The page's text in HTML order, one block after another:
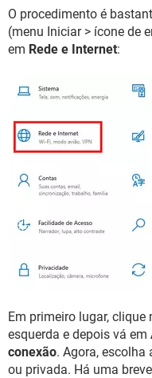
O procedimento é
(menu Iniciar > ícone de
em Rede e Internet:
Em primeiro lugar, clique
esquerda e depois vá em
conexão. Agora, escolha
ou privada. Há uma